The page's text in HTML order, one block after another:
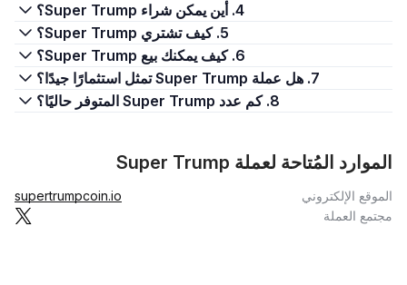
4. أين يمكن شراء Super Trump؟
5. كيف تشتري Super Trump؟
6. كيف يمكنك بيع Super Trump؟
7. هل عملة Super Trump تمثل استثمارًا جيدًا؟
8. كم عدد Super Trump المتوفر حاليًا؟
الموارد المُتاحة لعملة Super Trump
الموقع الإلكتروني
supertrumpcoin.io
مجتمع العملة